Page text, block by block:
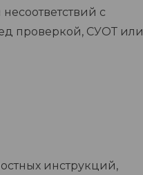
с
проверкой, СУОТ или
инструкций,